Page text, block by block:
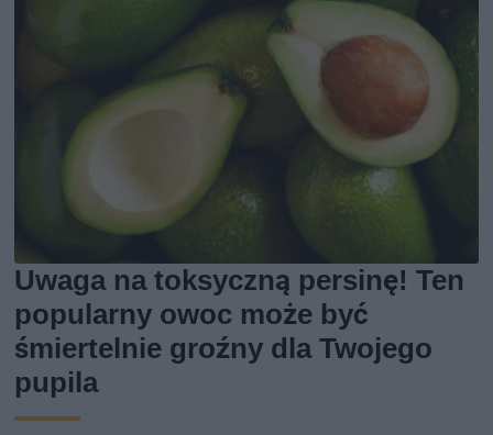
Uwaga na toksyczną persinę! Ten
popularny owoc może być
śmiertelnie groźny dla Twojego
pupila